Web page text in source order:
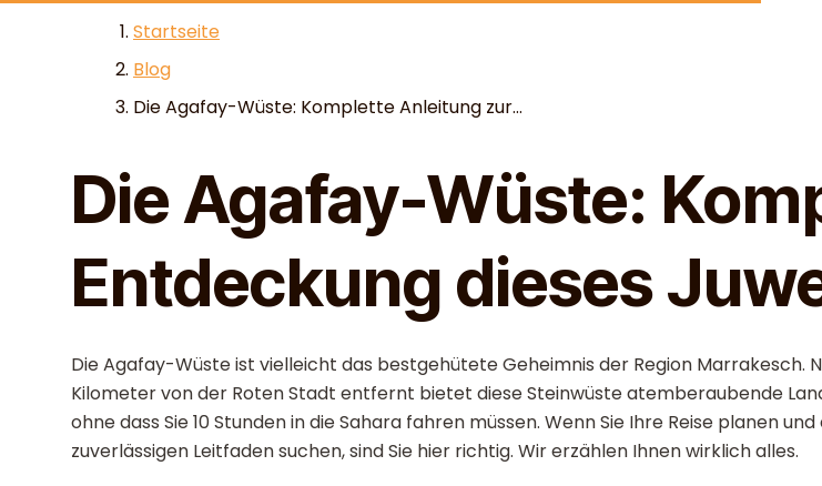
Skip to content
Startseite
Blog
Die Agafay-Wüste: Komplette Anleitung zur...
Die Agafay-Wüste:
Entdeckung dieses
Die Agafay-Wüste ist vielleicht das bestgehütete Geheimnis der Region Marrakesch.
Kilometer von der Roten Stadt entfernt bietet diese Steinwüste atemberaubende
ohne dass Sie 10 Stunden in die Sahara fahren müssen. Wenn Sie Ihre Reise planen und
zuverlässigen Leitfaden suchen, sind Sie hier richtig. Wir erzählen Ihnen wirklich alles.